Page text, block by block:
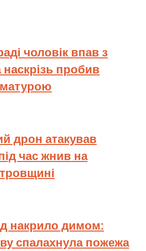
чоловік впав з
наскрізь пробив
дрон атакував
час жнив на
накрило димом:
спалахнула пожежа